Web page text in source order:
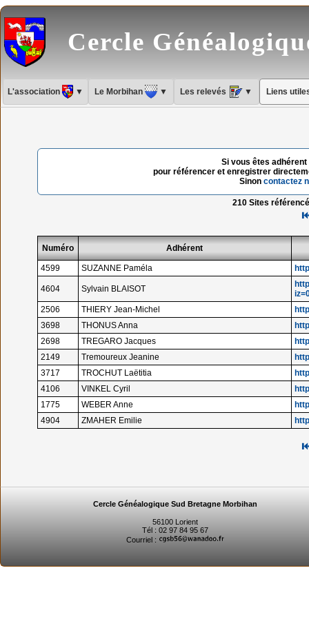
Cercle
L'association ▼ Le Morbihan ▼ Les relevés ▼ Liens
Si vous êtes
pour référencer et enregistrer
Sinoncontactez
210 Sites
Numéro Adhérent
4599 SUZANNE Paméla
4604 Sylvain BLAISOT
2506
THIERY Jean-Michel
3698
THONUS Anna
2698
TREGARO Jacques
2149
Tremoureux Jeanine
3717
TROCHUT Laëtitia
4106
VINKEL Cyril
1775
WEBER Anne
4904
ZMAHER Emilie
Cercle Généalogique Sud Bretagne Morbihan
56100 Lorient
Tél : 02 97 84 95 67
Courriel :